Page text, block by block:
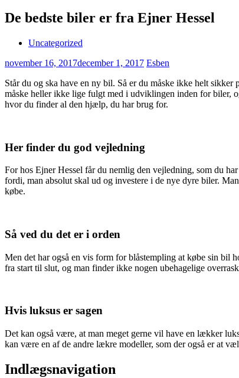
De bedste biler er fra Ejner Hessel
Uncategorized
november 16, 2017december 1, 2017 Esben
Står du og ska have en ny bil. Så er du måske ikke helt
måske heller ikke lige fulgt med i udviklingen inden for biler,
hvor du finder al den hjælp, du har brug for.
Her finder du god vejledning
For hos Ejner Hessel får du nemlig den vejledning, som du
fordi, man absolut skal ud og investere i de nye dyre biler.
købe.
Så ved du det er i orden
Men det har også en vis form for blåstempling at købe sin bil
fra start til slut, og man finder ikke nogen ubehagelige
Hvis luksus er sagen
Det kan også være, at man meget gerne vil have en lækker
kan være en af de andre lækre modeller, som der også er at
Indlægsnavigation